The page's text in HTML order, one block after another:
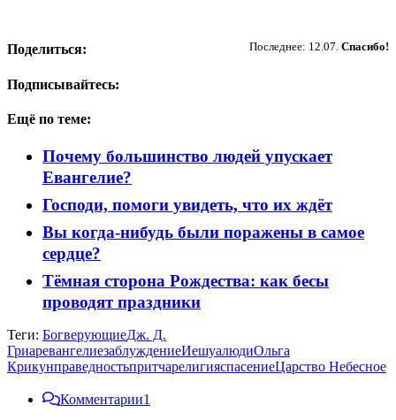
Последнее: 12.07. Спасибо!
Поделиться:
Подписывайтесь:
Ещё по теме:
Почему большинство людей упускает
Евангелие?
Господи, помоги увидеть, что их ждёт
Вы когда-нибудь были поражены в самое
сердце?
Тёмная сторона Рождества: как бесы
проводят праздники
Теги: БогверующиеДж. Д.
ГриаревангелиезаблуждениеИешуалюдиОльга
КрикунправедностьпритчарелигияспасениеЦарство Небесное
Комментарии1